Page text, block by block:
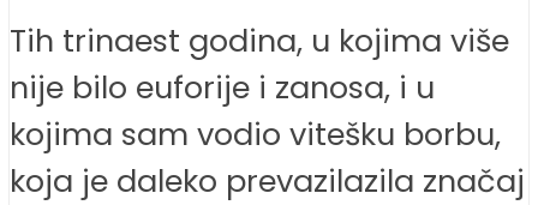
Tih trinaest godina, u kojima više
nije bilo euforije i zanosa, i u
kojima sam vodio vitešku borbu,
koja je daleko prevazilazila značaj